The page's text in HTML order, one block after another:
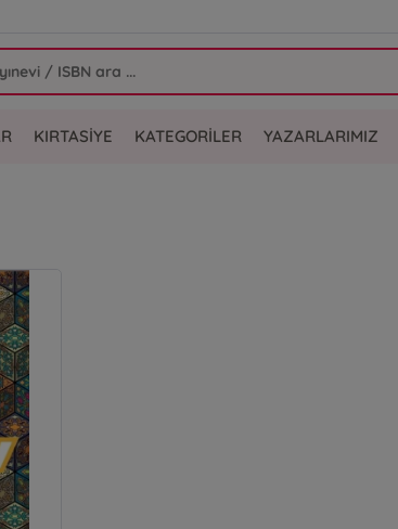
KIRTASİYE KATEGORİLER YAZARLARIMIZ